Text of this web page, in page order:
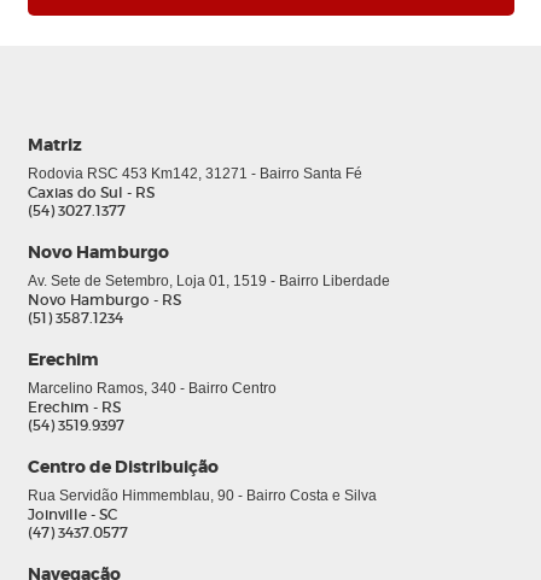
Matriz
Rodovia RSC 453 Km142, 31271 - Bairro Santa Fé
Caxias do Sul - RS
(54) 3027.1377
Novo Hamburgo
Av. Sete de Setembro, Loja 01, 1519 - Bairro Liberdade
Novo Hamburgo - RS
(51) 3587.1234
Erechim
Marcelino Ramos, 340 - Bairro Centro
Erechim - RS
(54) 3519.9397
Centro de Distribuição
Rua Servidão Himmemblau, 90 - Bairro Costa e Silva
Joinville - SC
(47) 3437.0577
Navegação